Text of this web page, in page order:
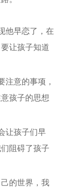
他早恋了，在
让孩子知道
注意的事项，
孩子的思想
让孩子们早
阻碍了孩子
的世界，我